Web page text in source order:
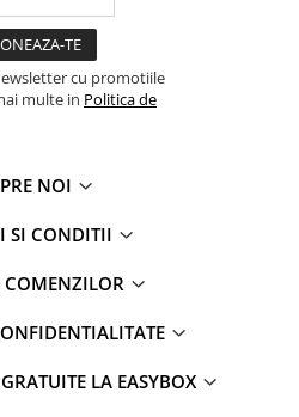
cu promotiile
multe in Politica de
NOI
SI CONDITII
COMENZILOR
LA EASYBOX